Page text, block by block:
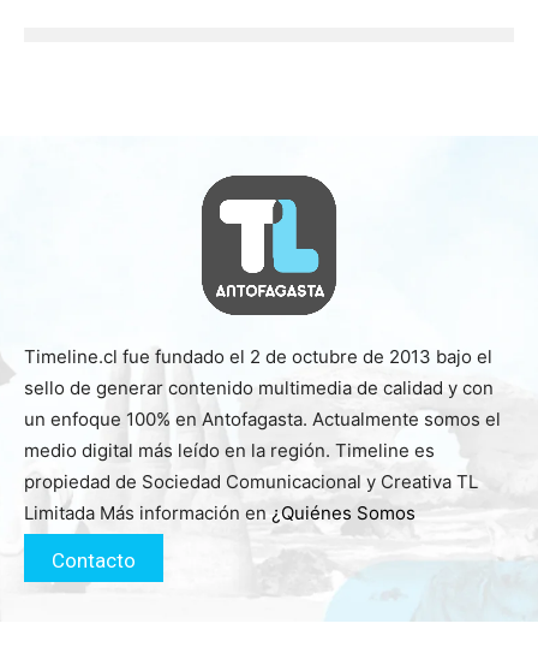
Timeline.cl fue fundado el 2 de octubre de 2013 bajo el
sello de generar contenido multimedia de calidad y con
un enfoque 100% en Antofagasta. Actualmente somos el
medio digital más leído en la región. Timeline es
propiedad de Sociedad Comunicacional y Creativa TL
Limitada Más información en ¿Quiénes Somos
Contacto